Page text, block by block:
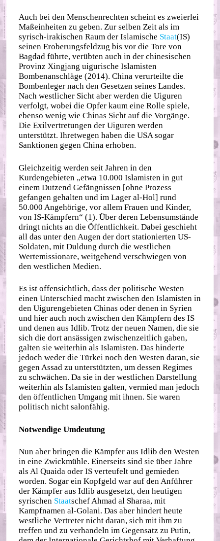
Auch bei den Menschenrechten scheint es zweierlei
Maßeinheiten zu geben. Zur selben Zeit als im
syrisch-irakischen Raum der Islamische Staat(IS)
seinen Eroberungsfeldzug bis vor die Tore von
Bagdad führte, verübten auch in der chinesischen
Provinz Xingjang uigurische Islamisten
Bombenanschläge (2014). China verurteilte die
Bombenleger nach den Gesetzen seines Landes.
Nach westlicher Sicht aber werden die Uiguren
verfolgt, wobei die Opfer kaum eine Rolle spiele,
ebenso wenig wie Chinas Sicht auf die Vorgänge.
Die Exilvertretungen der Uiguren werden
unterstützt. Ihretwegen haben die USA sogar
Sanktionen gegen China erhoben.
Gleichzeitig werden seit Jahren in den
Kurdengebieten „etwa 10.000 Islamisten in gut
einem Dutzend Gefängnissen [ohne Prozess
gefangen gehalten und im Lager al-Hol] rund
50.000 Angehörige, vor allem Frauen und Kinder,
von IS-Kämpfern“ (1). Über deren Lebensumstände
dringt nichts an die Öffentlichkeit. Dabei geschieht
all das unter den Augen der dort stationierten US-
Soldaten, mit Duldung durch die westlichen
Wertemissionare, weitgehend verschwiegen von
den westlichen Medien.
Es ist offensichtlich, dass der politische Westen
einen Unterschied macht zwischen den Islamisten in
den Uigurengebieten Chinas oder denen in Syrien
und hier auch noch zwischen den Kämpfern des IS
und denen aus Idlib. Trotz der neuen Namen, die sie
sich die dort ansässigen zwischenzeitlich gaben,
galten sie weiterhin als Islamisten. Das hinderte
jedoch weder die Türkei noch den Westen daran, sie
gegen Assad zu unterstützten, um dessen Regimes
zu schwächen. Da sie in der westlichen Darstellung
weiterhin als Islamisten galten, vermied man jedoch
den öffentlichen Umgang mit ihnen. Sie waren
politisch nicht salonfähig.
Notwendige Umdeutung
Nun aber bringen die Kämpfer aus Idlib den Westen
in eine Zwickmühle. Einerseits sind sie über Jahre
als Al Quaida oder IS verteufelt und gemieden
worden. Sogar ein Kopfgeld war auf den Anführer
der Kämpfer aus Idlib ausgesetzt, den heutigen
syrischen Staatschef Ahmad al Sharaa, mit
Kampfnamen al-Golani. Das aber hindert heute
westliche Vertreter nicht daran, sich mit ihm zu
treffen und zu verhandeln im Gegensatz zu Putin,